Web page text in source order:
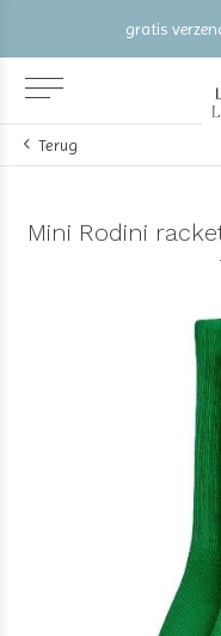
gratis
Terug
Mini Rodini